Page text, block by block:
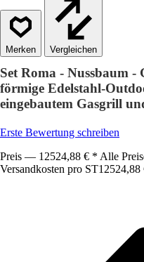
Vergleichen
Set Roma - Nussbaum
förmige Edelstahl-
eingebautem Gasgrill
Erste Bewertung schreiben
Preis — 12524,88 € * Alle
Versandkosten pro ST12524,88